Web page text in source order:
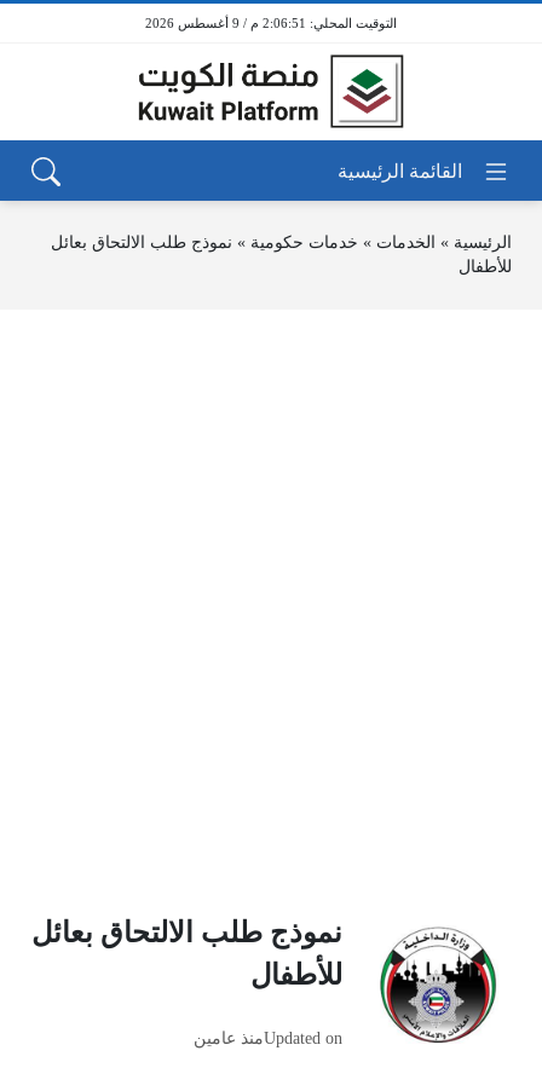
2:06:51 م / 9 أغسطس 2026
الرئيسية » الخدمات » خدمات حكومية » نموذج طلب الالتحاق بعائل
للأطفال
نموذج طلب الالتحاق بعائل
للأطفال
Updated onمنذ عامين